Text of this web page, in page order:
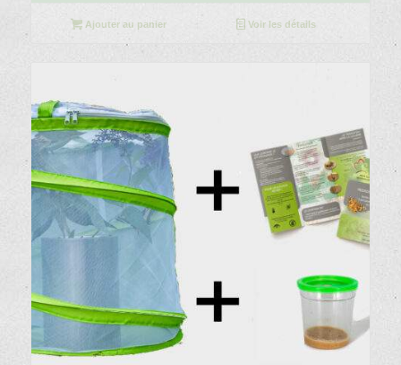
Ajouter au panier Voir les détails